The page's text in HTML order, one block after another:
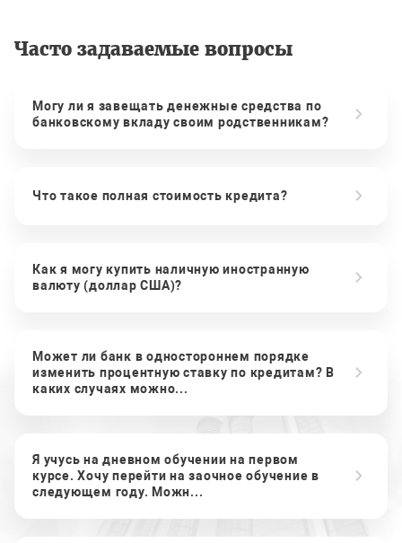
Часто задаваемые вопросы
Могу ли я завещать денежные средства по
банковскому вкладу своим родственникам?
Что такое полная стоимость кредита?
Как я могу купить наличную иностранную
валюту (доллар США)?
Может ли банк в одностороннем порядке
изменить процентную ставку по кредитам? В
каких случаях можно...
Я учусь на дневном обучении на первом
курсе. Хочу перейти на заочное обучение в
следующем году. Можн...